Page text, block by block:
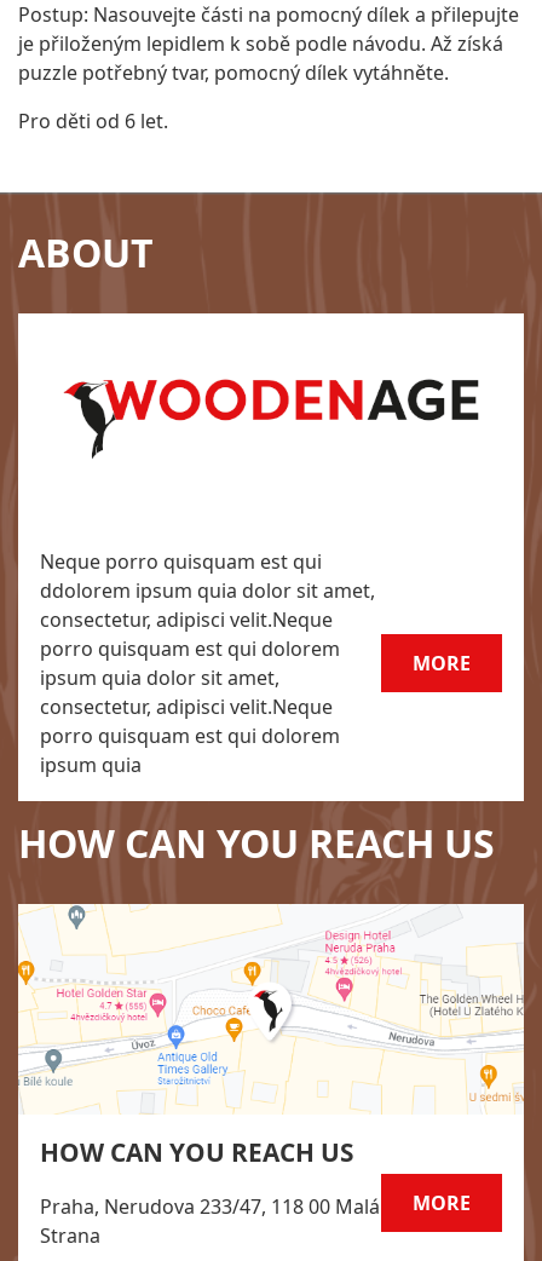
Postup: Nasouvejte části na pomocný dílek a přilepujte
je přiloženým lepidlem k sobě podle návodu. Až získá
puzzle potřebný tvar, pomocný dílek vytáhněte.
Pro děti od 6 let.
ABOUT
Neque porro quisquam est qui
ddolorem ipsum quia dolor sit amet,
consectetur, adipisci velit.Neque
porro quisquam est qui dolorem
ipsum quia dolor sit amet,
consectetur, adipisci velit.Neque
porro quisquam est qui dolorem
ipsum quia
MORE
HOW CAN YOU REACH US
HOW CAN YOU REACH US
Praha, Nerudova 233/47, 118 00 Malá
Strana
MORE